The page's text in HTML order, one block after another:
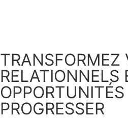
TRANSFORMEZ
RELATIONNELS
OPPORTUNITÉS
PROGRESSER